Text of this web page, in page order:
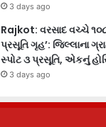
3 days ago
Rajkot: વરસાદ વચ્ચે
પ્રસૂતિ ગૃહ’: જિલ્લાના
સ્પોટ ૩ પ્રસૂતિ, એકનું
3 days ago